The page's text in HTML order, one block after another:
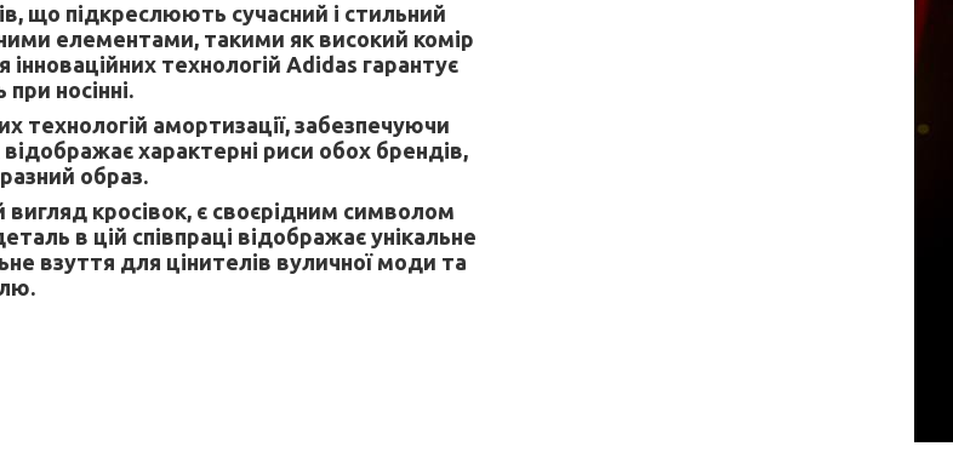
що підкреслюють сучасний і стильний
елементами, такими як високий комір
технологій Adidas гарантує
носінні.
технологій амортизації, забезпечуючи
характерні риси обох брендів,
образ.
кросівок, є своєрідним символом
в цій співпраці відображає унікальне
взуття для цінителів вуличної моди та